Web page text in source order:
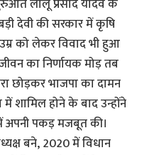
लालू प्रसाद यादव के
देवी की सरकार में कृषि
को लेकर विवाद भी हुआ
का निर्णायक मोड़ तब
छोड़कर भाजपा का दामन
में शामिल होने के बाद उन्होंने
अपनी पकड़ मजबूत की।
बने, 2020 में विधान